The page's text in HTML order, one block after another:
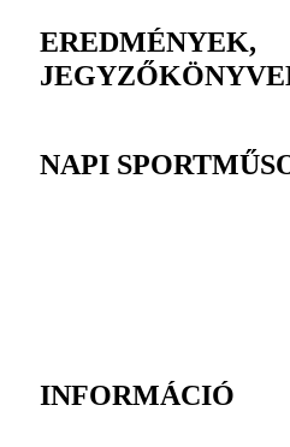
EREDMÉNYEK,
NAPI
INFORMÁCIÓ